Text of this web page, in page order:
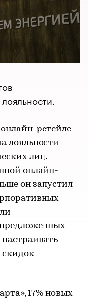
ретейле
лояльности
лиц.
онлайн-
он запустил
предложенных
17% новых